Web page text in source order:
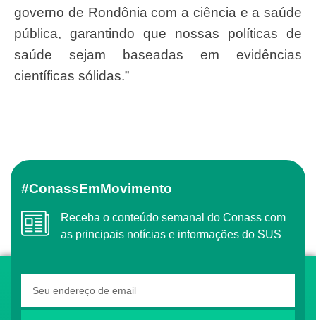
governo de Rondônia com a ciência e a saúde
pública, garantindo que nossas políticas de
saúde sejam baseadas em evidências
científicas sólidas.”
#ConassEmMovimento
Receba o conteúdo semanal do Conass com
as principais notícias e informações do SUS